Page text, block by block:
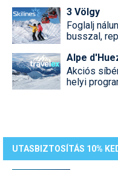
3 Völgy
Foglalj
busszal,
Alpe
Akciós
helyi
UTASBIZTOSÍTÁS 10%